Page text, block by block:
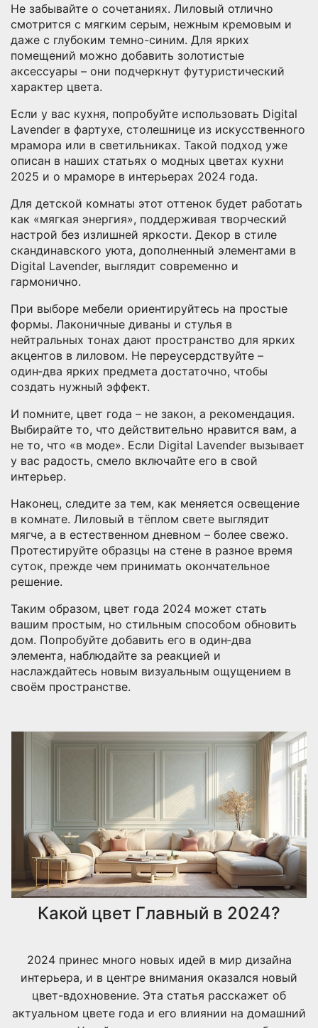
Не забывайте о сочетаниях. Лиловый отлично
смотрится с мягким серым, нежным кремовым и
даже с глубоким темно-синим. Для ярких
помещений можно добавить золотистые
аксессуары – они подчеркнут футуристический
характер цвета.
Если у вас кухня, попробуйте использовать Digital
Lavender в фартухе, столешнице из искусственного
мрамора или в светильниках. Такой подход уже
описан в наших статьях о модных цветах кухни
2025 и о мраморе в интерьерах 2024 года.
Для детской комнаты этот оттенок будет работать
как «мягкая энергия», поддерживая творческий
настрой без излишней яркости. Декор в стиле
скандинавского уюта, дополненный элементами в
Digital Lavender, выглядит современно и
гармонично.
При выборе мебели ориентируйтесь на простые
формы. Лаконичные диваны и стулья в
нейтральных тонах дают пространство для ярких
акцентов в лиловом. Не переусердствуйте –
один‑два ярких предмета достаточно, чтобы
создать нужный эффект.
И помните, цвет года – не закон, а рекомендация.
Выбирайте то, что действительно нравится вам, а
не то, что «в моде». Если Digital Lavender вызывает
у вас радость, смело включайте его в свой
интерьер.
Наконец, следите за тем, как меняется освещение
в комнате. Лиловый в тёплом свете выглядит
мягче, а в естественном дневном – более свежо.
Протестируйте образцы на стене в разное время
суток, прежде чем принимать окончательное
решение.
Таким образом, цвет года 2024 может стать
вашим простым, но стильным способом обновить
дом. Попробуйте добавить его в один‑два
элемента, наблюдайте за реакцией и
наслаждайтесь новым визуальным ощущением в
своём пространстве.
Какой цвет Главный в 2024?
2024 принес много новых идей в мир дизайна
интерьера, и в центре внимания оказался новый
цвет-вдохновение. Эта статья расскажет об
актуальном цвете года и его влиянии на домашний